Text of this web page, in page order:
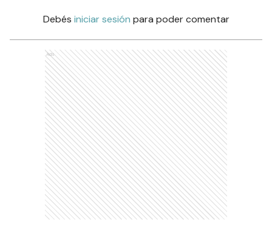
Debés iniciar sesión para poder comentar
Ads